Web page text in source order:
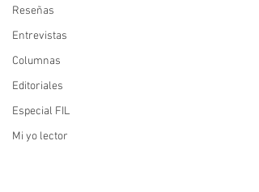
Reseñas
Entrevistas
Columnas
Editoriales
Especial FIL
Mi yo lector